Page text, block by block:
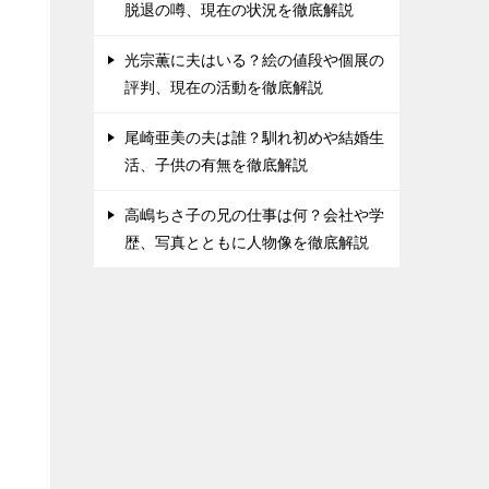
脱退の噂、現在の状況を徹底解説
光宗薫に夫はいる？絵の値段や個展の
評判、現在の活動を徹底解説
尾崎亜美の夫は誰？馴れ初めや結婚生
活、子供の有無を徹底解説
高嶋ちさ子の兄の仕事は何？会社や学
歴、写真とともに人物像を徹底解説